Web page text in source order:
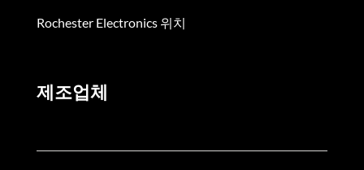
Rochester Electronics 위치
제조업체